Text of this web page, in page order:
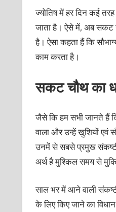
ज्योतिष में हर दिन कई
जाता है। ऐसे में, अब सकट
है। ऐसा कहता हैं कि
काम करता है।
सकट चौथ का
जैसे कि हम सभी जानते हैं
वाला और उन्हें खुशियों एवं
उनमें से सबसे प्रमुख
अर्थ है मुश्किल समय से
साल भर में आने वाली
के लिए किए जाने का